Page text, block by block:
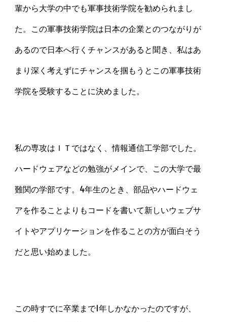
輩から大学の中でも軍事技術学院を勧められまし
た。この軍事技術学院は日本の企業とのつながりが
あるので日本へ行くチャンスがあると聞き、私はあ
まり深く考えずにチャンスを掴もうとこの軍事技術
学院を受験することに決めました。
私の専攻はＩＴではなく、情報通信工学部でした。
ハードウェアなどの勉強がメインで、この大学で最
難関の学部です。4年生のとき、部品やハードウェ
アを作ることよりもコードを書いて新しいウェブサ
イトやアプリケーションを作ることの方が面白そう
だと思い始めました。
この時すでに卒業まで1年しかなかったのですが、